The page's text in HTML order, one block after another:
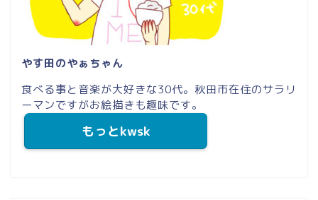
やす田のやぁちゃん
食べる事と音楽が大好きな30代。秋田市在住のサラリ
ーマンですがお絵描きも趣味です。
もっとkwsk